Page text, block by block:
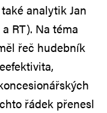
analytik Jan
RT). Na téma
řeč hudebník
řádek přenesl